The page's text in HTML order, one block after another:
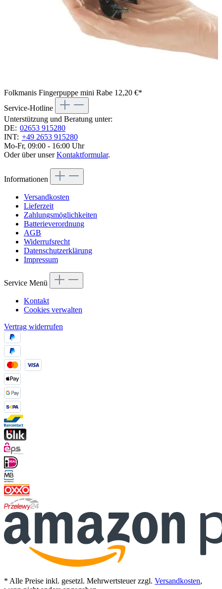
Folkmanis Fingerpuppe mini Rabe 12,20 €*
Service-Hotline
Unterstützung und Beratung unter:
DE: 02653 915280
INT: +49 2653 915280
Mo-Fr, 09:00 - 16:00 Uhr
Oder über unserKontaktformular.
Informationen
Versandkosten
Lieferzeit
Zahlungsmöglichkeiten
Batterieverordnung
AGB
Widerrufsrecht
Datenschutzerklärung
Impressum
Service Menü
Kontakt
Cookies verwalten
Vertrag widerrufen
* Alle Preise inkl. gesetzl. Mehrwertsteuer zzgl. Versandkosten,